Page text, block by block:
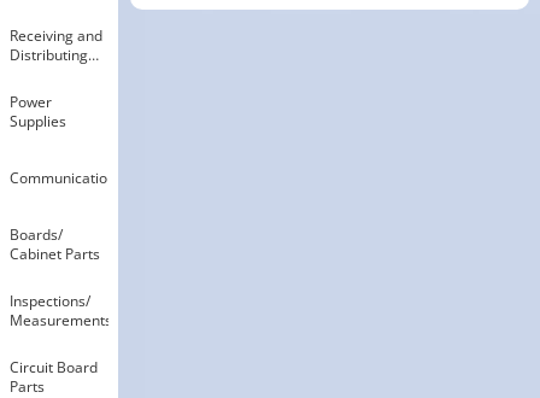
Receiving and
Distributing
Power
Supplies
Communication
Boards​/​
Cabinet Parts
Inspections​/​
Measurements
Circuit Board
Parts